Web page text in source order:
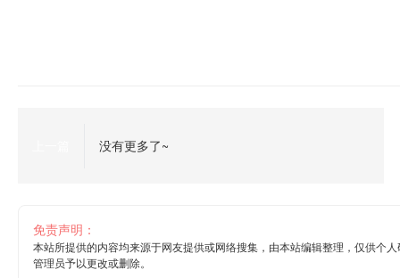
没有更多了~
免责声明：
本站所提供的内容均来源于网友提供或网络搜集，由本站编辑整理，仅供个
管理员予以更改或删除。